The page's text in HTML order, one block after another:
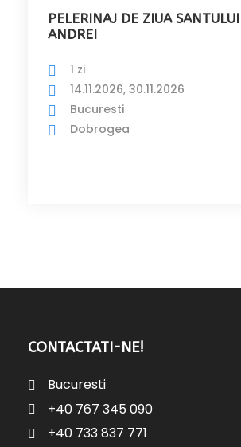
PELERINAJ DE ZIUA
ANDREI
1 zi
14.11.2026, 30.11.2026
Bucuresti
Dobrogea
CONTACTATI-NE!
Bucuresti
+40 767 345 090
+40 733 837 771